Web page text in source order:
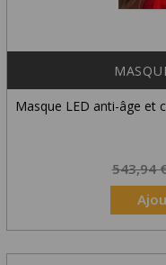
Masque LED anti-âge et
Prix
543,94